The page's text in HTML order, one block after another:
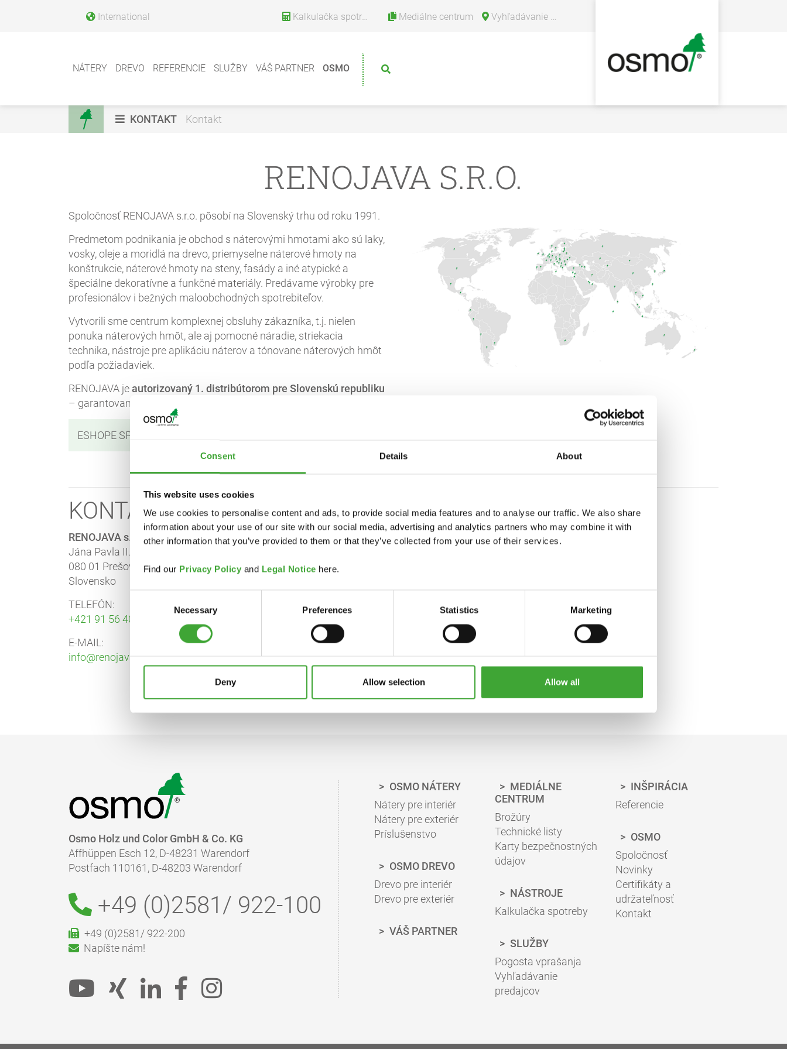
Consent Details About
This website uses cookies
We use cookies to personalise content and ads, to provide social media features and to analyse our traffic. We also share
information about your use of our site with our social media, advertising and analytics partners who may combine it with
other information that you’ve provided to them or that they’ve collected from your use of their services.
Find our Privacy Policy and Legal Notice here.
Necessary Preferences Statistics Marketing
Deny Allow selection Allow all
International Kalkulačka spotreby Mediálne centrum Vyhľadávanie predajcov
NÁTERY DREVO REFERENCIE SLUŽBY VÁŠ PARTNER OSMO
KONTAKT Kontakt
RENOJAVA S.R.O.
Spoločnosť RENOJAVA s.r.o. pôsobí na Slovenský trhu od roku 1991.
Predmetom podnikania je obchod s náterovými hmotami ako sú laky,
vosky, oleje a moridlá na drevo, priemyselne náterové hmoty na
konštrukcie, náterové hmoty na steny, fasády a iné atypické a
špeciálne dekoratívne a funkčné materiály. Predávame výrobky pre
profesionálov i bežných maloobchodných spotrebiteľov.
Vytvorili sme centrum komplexnej obsluhy zákazníka, t.j. nielen
ponuka náterových hmôt, ale aj pomocné náradie, striekacia
technika, nástroje pre aplikáciu náterov a tónovane náterových hmôt
podľa požiadaviek.
RENOJAVA je autorizovaný 1. distribútorom pre Slovenskú republiku
– garantované originálne produkty Osmo a odborné poradenstvo.
ESHOPE SPOLOČNOSTI RENOJAVA
KONTAKT:
RENOJAVA s.r.o.
Jána Pavla II. 14495/1A
080 01 Prešov
Slovensko
TELEFÓN:
+421 91 56 40 484
E-MAIL:
info@renojava.sk
Osmo Holz und Color GmbH & Co. KG
Affhüppen Esch 12, D-48231 Warendorf
Postfach 110161, D-48203 Warendorf
+49 (0)2581/ 922-100
+49 (0)2581/ 922-200
Napíšte nám!
OSMO NÁTERY
Nátery pre interiér
Nátery pre exteriér
Príslušenstvo
OSMO DREVO
Drevo pre interiér
Drevo pre exteriér
VÁŠ PARTNER
MEDIÁLNE
CENTRUM
Brožúry
Technické listy
Karty bezpečnostných
údajov
NÁSTROJE
Kalkulačka spotreby
SLUŽBY
Pogosta vprašanja
Vyhľadávanie
predajcov
INŠPIRÁCIA
Referencie
OSMO
Spoločnosť
Novinky
Certifikáty a
udržateľnosť
Kontakt